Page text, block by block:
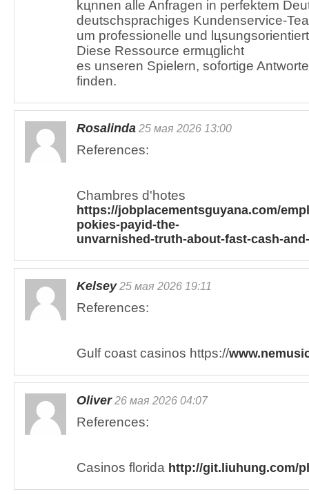
kцnnen alle Anfragen in perfektem
deutschsprachiges Kundenservice-
um professionelle und
Diese Ressource ermцglicht
es unseren Spielern, sofortige
finden.
Rosalinda 25 мая 2026 13:00
References:
Chambres d'hotes
https://jobplacementsguyana.com/
pokies-payid-the-
unvarnished-truth-about-fast-cash-
Kelsey25 мая 2026 19:11
References:
Gulf coast casinos https://
Oliver26 мая 2026 04:07
References:
Casinos florida http://git.liuhung.com/